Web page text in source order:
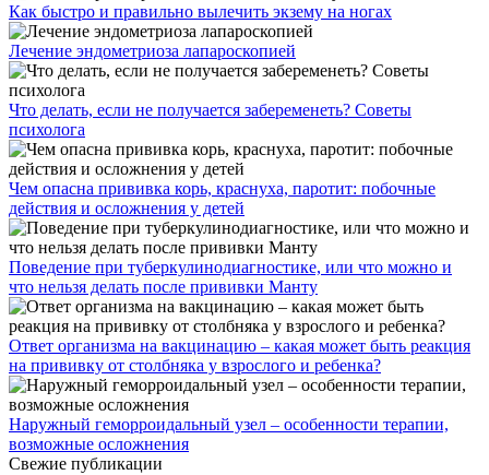
Как быстро и правильно вылечить экзему на ногах
Лечение эндометриоза лапароскопией
Что делать, если не получается забеременеть? Советы
психолога
Чем опасна прививка корь, краснуха, паротит: побочные
действия и осложнения у детей
Поведение при туберкулинодиагностике, или что можно и
что нельзя делать после прививки Манту
Ответ организма на вакцинацию – какая может быть реакция
на прививку от столбняка у взрослого и ребенка?
Наружный геморроидальный узел – особенности терапии,
возможные осложнения
Свежие публикации